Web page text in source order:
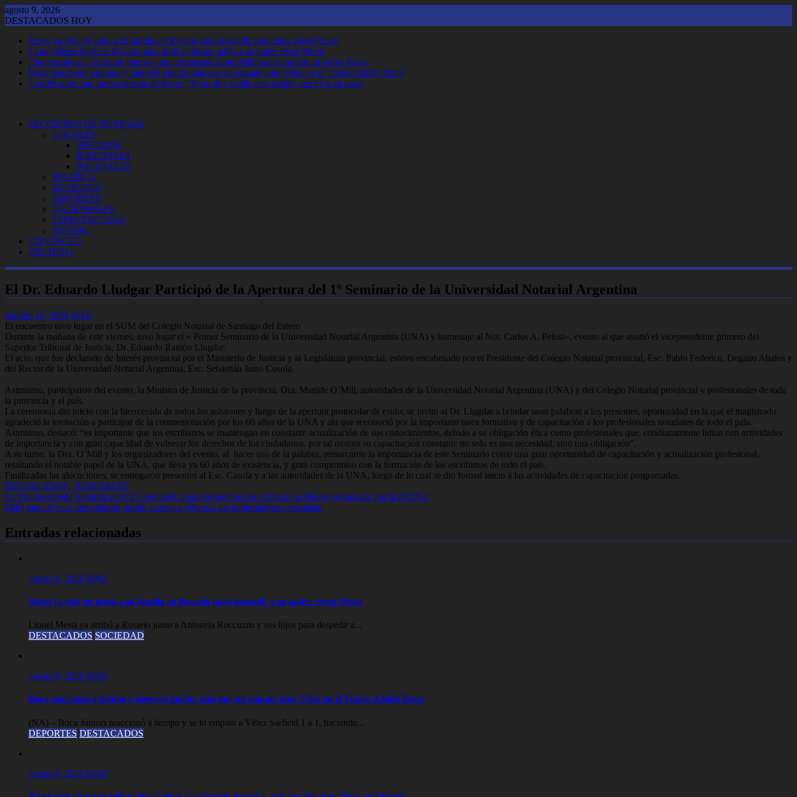
Saltar
al
agosto 9, 2026
DESTACADOS HOY
Messi ya está en junto a su familia en Rosario para despedir a su padre Jorge Messi
Lionel Messi llegó en Rosario para darle el último adiós a su padre Jorge Messi
"Da vergüenza": el fuerte mensaje que compartió Javier Milei por la muerte de Jorge Messi
Boca reaccionó a tiempo y mereció mucho más que un empate ante Vélez en el Tomás Adolfo Ducó
Coudet sobre una nueva derrota de River: “Si no doy vuelta esto rápido, me iré a mi casa”
SECCIONES DE NOTICIAS
LOCALES
INTERIOR
JUDICIALES
POLICIALES
POLITICA
SOCIEDAD
DEPORTES
NACIONALES
ESPECTACULOS
MUNDO
CONTACTO
ARCHIVO
El Dr. Eduardo Lludgar Participó de la Apertura del 1º Seminario de la Universidad Notarial Argentina
octubre 18, 2024 MAD
El encuentro tuvo lugar en el SUM del Colegio Notarial de Santiago del Estero
Durante la mañana de este viernes, tuvo lugar el » Primer Seminario de la Universidad Notarial Argentina (UNA) y homenaje al Not. Carlos A. Pelosi», evento al que asistió el vicepresidente primero del
Superior Tribunal de Justicia, Dr. Eduardo Ramón Llugdar.
El acto, que fue declarado de Interés provincial por el Ministerio de Justicia y la Legislatura provincial, estuvo encabezado por el Presidente del Colegio Notarial provincial, Esc. Pablo Federico, Degano Abalos y
del Rector de la Universidad Notarial Argentina, Esc. Sebastián Justo Cosola.
Asimismo, participaron del evento, la Ministra de Justicia de la provincia, Dra. Matilde O’Mill, autoridades de la Universidad Notarial Argentina (UNA) y del Colegio Notarial provincial y profesionales de toda
la provincia y el país.
La ceremonia dio inicio con la bienvenida de todos los asistentes y luego de la apertura protocolar de estilo, se invitó al Dr. Llugdar a brindar unas palabras a los presentes, oportunidad en la que el magistrado
agradeció la invitación a participar de la conmemoración por los 60 años de la UNA y ala que reconoció por la importante tarea formativa y de capacitación a los profesionales notariales de todo el país.
Asimismo, destacó: “es importante que los escribanos se mantengan en constante actualización de sus conocimientos, debido a su obligación ética como profesionales que, cotidianamente lidian con actividades
de importancia y con gran capacidad de vulnerar los derechos de los ciudadanos, por tal motivo su capacitación constante no solo es una necesidad, sino una obligación”.
A su turno, la Dra. O’Mill y los organizadores del evento, al hacer uso de la palabra, remarcaron la importancia de este Seminario como una gran oportunidad de capacitación y actualización profesional,
resaltando el notable papel de la UNA, que lleva ya 60 años de existencia, y gran compromiso con la formación de los escribanos de todo el país.
Finalizadas las alocuciones, se entregaron presentes al Esc. Casola y a las autoridades de la UNA, luego de lo cual se dio formal inicio a las actividades de capacitación programadas.
DESTACADOS, JUDICIALES
Navegación
de
entradas
La Vicepresidenta Segunda del STJ concurrió al acto homenaje por el Día de la Madre organizado por la HCDSE
Milei paga el veto universitario: invitó a cenar a Olivos a los gobernadores peronistas
Entradas relacionadas
agosto 9, 2026 MAD
Messi ya está en junto a su familia en Rosario para despedir a su padre Jorge Messi
Lionel Messi ya arribó a Rosario junto a Antonela Roccuzzo y sus hijos para despedir a...
DESTACADOS SOCIEDAD
agosto 9, 2026 MAD
Boca reaccionó a tiempo y mereció mucho más que un empate ante Vélez en el Tomás Adolfo Ducó
(NA) – Boca Juniors reaccionó a tiempo y se lo empato a Vélez Sarfield 1 a 1, haciendo...
DEPORTES DESTACADOS
agosto 9, 2026 MAD